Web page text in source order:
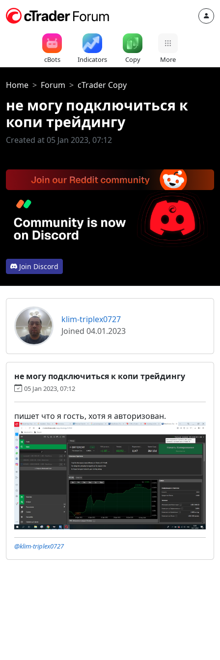
cBots Indicators Copy More
Home Forum cTrader Copy
не могу подключиться к
копи трейдингу
Created at 05 Jan 2023, 07:12
Join Discord
klim-triplex0727
Joined 04.01.2023
не могу подключиться к копи трейдингу
05 Jan 2023, 07:12
пишет что я гость, хотя я авторизован.
@klim-triplex0727